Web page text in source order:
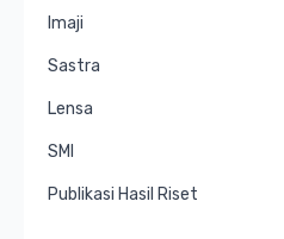
Imaji
Sastra
Lensa
SMI
Publikasi Hasil Riset